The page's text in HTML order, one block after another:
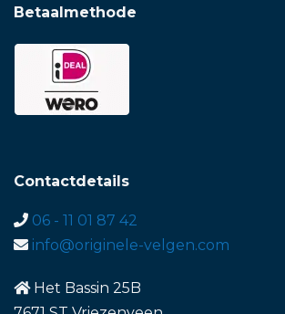
Betaalmethode
Contactdetails
06 - 11 01 87 42
info@originele-velgen.com
Het Bassin 25B